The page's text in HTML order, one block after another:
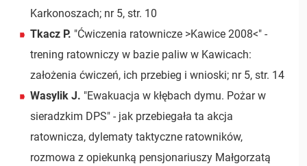
Karkonoszach; nr 5, str. 10
Tkacz P. "Ćwiczenia ratownicze >Kawice 2008<" -
trening ratowniczy w bazie paliw w Kawicach:
założenia ćwiczeń, ich przebieg i wnioski; nr 5, str. 14
Wasylik J. "Ewakuacja w kłębach dymu. Pożar w
sieradzkim DPS" - jak przebiegała ta akcja
ratownicza, dylematy taktyczne ratowników,
rozmowa z opiekunką pensjonariuszy Małgorzatą